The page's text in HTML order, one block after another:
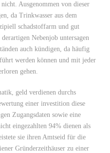
Ausgenommen von dieser
da Trinkwasser aus dem
schadstoffarm und gut
Nebenjob untersagen
auch kündigen, da häufig
werden können und mit jeder
gehen.
geld verdienen durchs
einer investition diese
Zugangsdaten sowie eine
eingezahlten 94% dienen als
sie ihren Amtseid für die
Gründerzeithäuser zu einer